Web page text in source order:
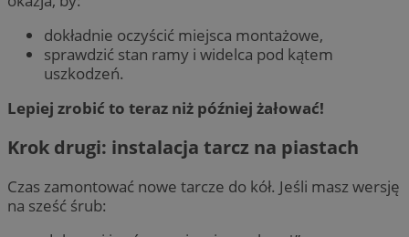
dokładnie oczyścić miejsca montażowe,
sprawdzić stan ramy i widelca pod kątem
uszkodzeń.
Lepiej zrobić to teraz niż później żałować!
Krok drugi: instalacja tarcz na piastach
Czas zamontować nowe tarcze do kół. Jeśli masz wersję
na sześć śrub: